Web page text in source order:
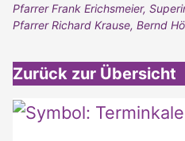
Pfarrer Frank Erichsmeier,
Pfarrer Richard Krause, Bernd
Zurück zur Übersicht
Weitere interessante Inhalte